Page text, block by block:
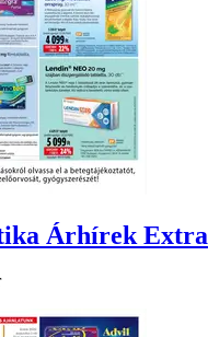
Árhírek Extra